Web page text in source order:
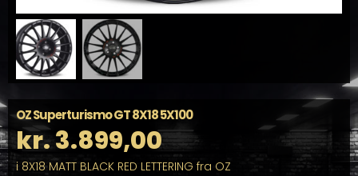
OZ Superturismo GT 8X18 5X100
kr.3.899,00
i 8X18 MATT BLACK RED LETTERING fra OZ